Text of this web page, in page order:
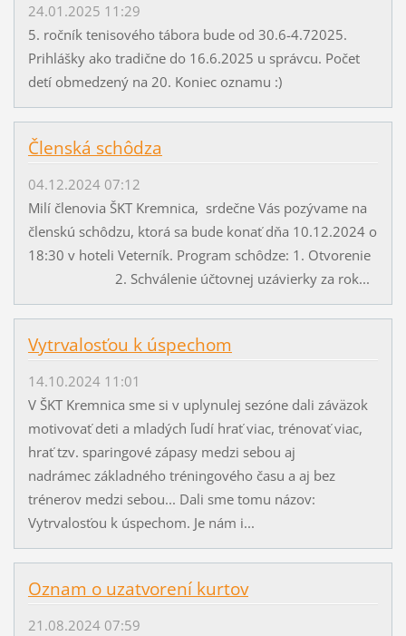
24.01.2025 11:29
5. ročník tenisového tábora bude od 30.6-4.72025.
Prihlášky ako tradične do 16.6.2025 u správcu. Počet
detí obmedzený na 20. Koniec oznamu :)
Členská schôdza
04.12.2024 07:12
Milí členovia ŠKT Kremnica, srdečne Vás pozývame na
členskú schôdzu, ktorá sa bude konať dňa 10.12.2024 o
18:30 v hoteli Veterník. Program schôdze: 1. Otvorenie
2. Schválenie účtovnej uzávierky za rok...
Vytrvalosťou k úspechom
14.10.2024 11:01
V ŠKT Kremnica sme si v uplynulej sezóne dali záväzok
motivovať deti a mladých ľudí hrať viac, trénovať viac,
hrať tzv. sparingové zápasy medzi sebou aj
nadrámec základného tréningového času a aj bez
trénerov medzi sebou... Dali sme tomu názov:
Vytrvalosťou k úspechom. Je nám i...
Oznam o uzatvorení kurtov
21.08.2024 07:59